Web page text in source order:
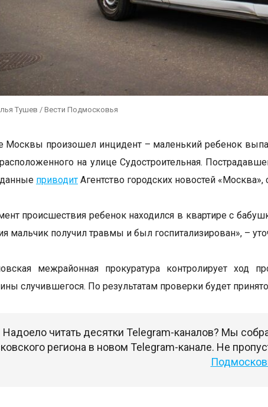
Тушев / Вести Подмосковья
Москвы произошел инцидент – маленький ребенок
на улице Судостроительная.
приводит Агентство городских новостей
происшествия ребенок находился в квартире с
мальчик получил травмы и был госпитализирован», –
межрайонная прокуратура контролирует ход
случившегося. По результатам проверки будет
Надоело читать десятки Telegram-каналов? Мы
региона в новом Telegram-канале. Не